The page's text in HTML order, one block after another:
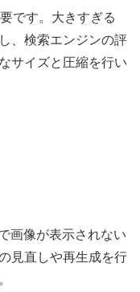
です。大きすぎる
、検索エンジンの評
サイズと圧縮を行い
画像が表示されない
見直しや再生成を行